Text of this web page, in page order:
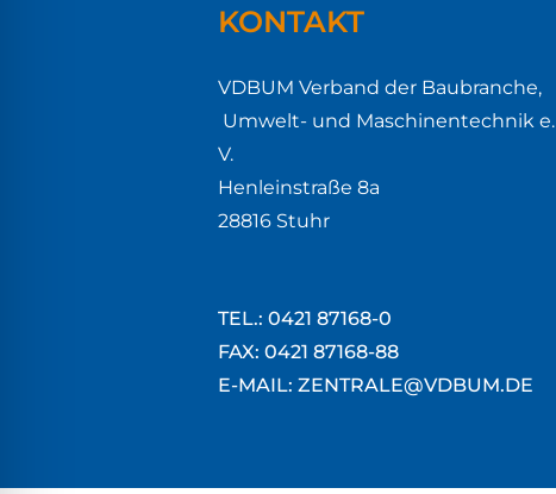
KONTAKT
VDBUM Verband der Baubranche,
Umwelt- und Maschinentechnik e.
V.
Henleinstraße 8a
28816 Stuhr
TEL.: 0421 87168-0
FAX: 0421 87168-88
E-MAIL: ZENTRALE@VDBUM.DE